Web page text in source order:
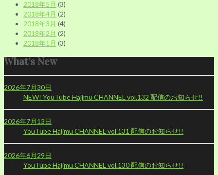
2018年5月 (3)
2018年4月 (2)
2018年3月 (4)
2018年2月 (2)
2018年1月 (3)
What’s New
2026年7月30日
NEW! YouTube Hajimu CHANNEL vol.132 配信のお知らせ!!
2026年7月13日
YouTube Hajimu CHANNEL vol.131 配信のお知らせ!!
2026年6月29日
YouTube Hajimu CHANNEL vol.130 配信のお知らせ!!